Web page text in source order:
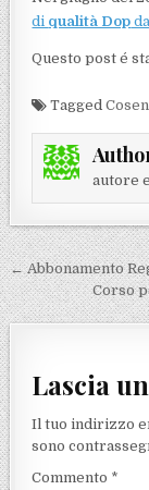
di qualità Dop
Questo post é
Tagged
autore
← Abbonamento
Corso
Lascia
Il tuo indirizzo
sono
Commento *